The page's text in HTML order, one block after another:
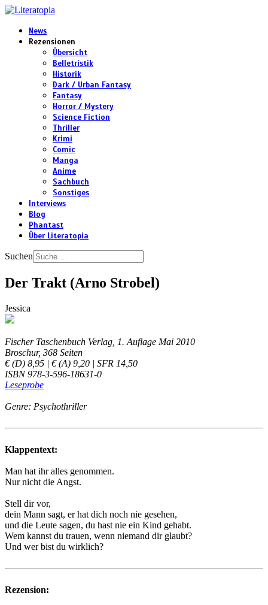
News
Rezensionen
Übersicht
Belletristik
Historik
Dark / Urban Fantasy
Fantasy
Horror / Mystery
Science Fiction
Thriller
Krimi
Comic
Manga
Anime
Sachbuch
Sonstiges
Interviews
Blog
Phantast
Über Literatopia
Suchen
Der Trakt (Arno Strobel)
Jessica
Fischer Taschenbuch Verlag, 1. Auflage Mai 2010
Broschur, 368 Seiten
€ (D) 8,95 | € (A) 9,20 | SFR 14,50
ISBN 978-3-596-18631-0
Leseprobe
Genre: Psychothriller
Klappentext:
Man hat ihr alles genommen.
Nur nicht die Angst.
Stell dir vor,
dein Mann sagt, er hat dich noch nie gesehen,
und die Leute sagen, du hast nie ein Kind gehabt.
Wem kannst du trauen, wenn niemand dir glaubt?
Und wer bist du wirklich?
Rezension: